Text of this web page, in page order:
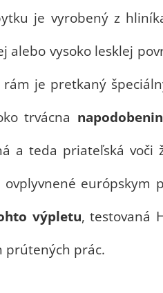
je vyrobený z
alebo vysoko lesklej
je pretkaný
trvácna
a teda priateľská
európskym
výpletu, testovaná
prútených prác.